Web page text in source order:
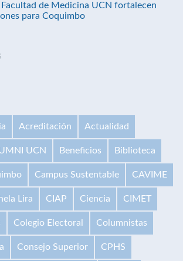
Facultad de Medicina UCN fortalecen
para Coquimbo
Acreditación Actualidad
UCN Beneficios Biblioteca
Campus Sustentable CAVIME
Lira CIAP Ciencia CIMET
Colegio Electoral Columnistas
Consejo Superior CPHS